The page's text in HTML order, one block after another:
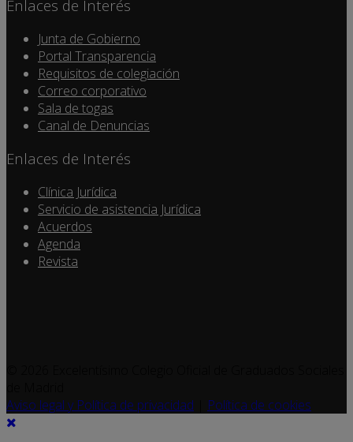
Enlaces de Interés
Junta de Gobierno
Portal Transparencia
Requisitos de colegiación
Correo corporativo
Sala de togas
Canal de Denuncias
Enlaces de Interés
Clínica Jurídica
Servicio de asistencia Jurídica
Acuerdos
Agenda
Revista
Aviso legal y Política de privacidad
Política de cookies